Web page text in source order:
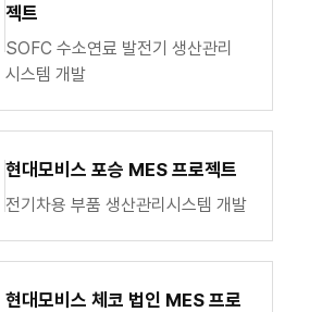
젝트
SOFC 수소연료 발전기 생산관리
시스템 개발
현대모비스 포승 MES 프로젝트
전기차용 부품 생산관리시스템 개발
현대모비스 체코 법인 MES 프로